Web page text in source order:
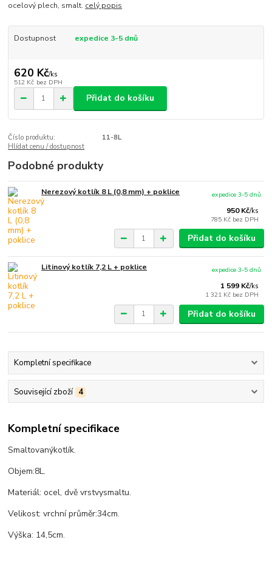
ocelový plech, smalt. celý popis
Dostupnost expedice 3-5 dnů
620 Kč/ks
512 Kč bez DPH
Přidat do košíku
Číslo produktu:
11-8L
Hlídat cenu / dostupnost
Podobné produkty
Nerezový kotlík 8 L (0,8 mm) + poklice
950 Kč/ks
785 Kč bez DPH
expedice 3-5 dnů
Přidat do košíku
Litinový kotlík 7,2 L + poklice
1 599 Kč/ks
1 321 Kč bez DPH
expedice 3-5 dnů
Přidat do košíku
Kompletní specifikace
Související zboží 4
Kompletní specifikace
Smaltovanýkotlík.
Objem:8L.
Materiál:ocel,dvě vrstvysmaltu.
Velikost: vrchníprůměr:34cm.
Výška: 14,5cm.